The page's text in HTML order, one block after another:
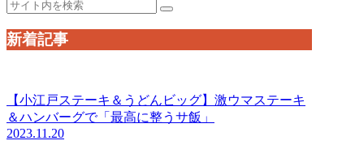
新着記事
【小江戸ステーキ＆うどんビッグ】激ウマステーキ
＆ハンバーグで「最高に整うサ飯」
2023.11.20